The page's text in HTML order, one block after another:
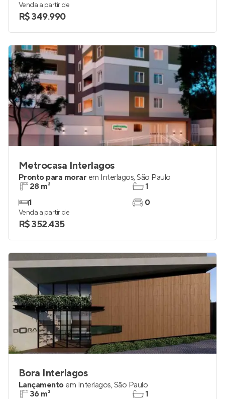
Venda a partir de
R$ 349.990
Metrocasa Interlagos
Pronto para morar em Interlagos,São Paulo
28 m²
1
1
0
Venda a partir de
R$ 352.435
Bora Interlagos
Lançamento em Interlagos,São Paulo
36 m²
1